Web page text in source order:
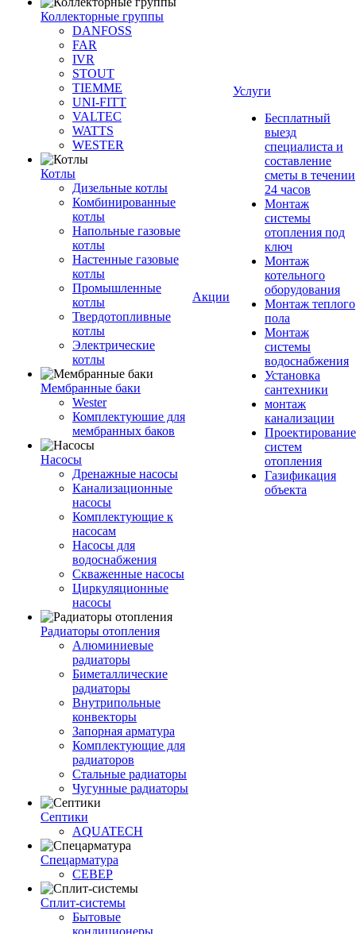
Коллекторные группы
DANFOSS
FAR
IVR
STOUT
TIEMME
UNI-FITT
VALTEC
WATTS
WESTER
Котлы
Дизельные котлы
Комбинированные
котлы
Напольные газовые
котлы
Настенные газовые
котлы
Промышленные
котлы
Твердотопливные
котлы
Электрические
котлы
Мембранные баки
Wester
Комплектуюшие для
мембранных баков
Насосы
Дренажные насосы
Канализационные
насосы
Комплектующие к
насосам
Насосы для
водоснабжения
Скваженные насосы
Циркуляционные
насосы
Радиаторы отопления
Алюминиевые
радиаторы
Биметаллические
радиаторы
Внутрипольные
конвекторы
Запорная арматура
Комплектующие для
радиаторов
Стальные радиаторы
Чугунные радиаторы
Септики
AQUATECH
Спецарматура
СЕВЕР
Сплит-системы
Бытовые
кондиционеры
Акции
Услуги
Бесплатный
выезд
специалиста и
составление
сметы в течении
24 часов
Монтаж
системы
отопления под
ключ
Монтаж
котельного
оборудования
Монтаж теплого
пола
Монтаж
системы
водоснабжения
Установка
сантехники
монтаж
канализации
Проектирование
систем
отопления
Газификация
объекта